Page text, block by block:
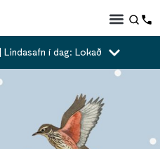
í dag: Lokað